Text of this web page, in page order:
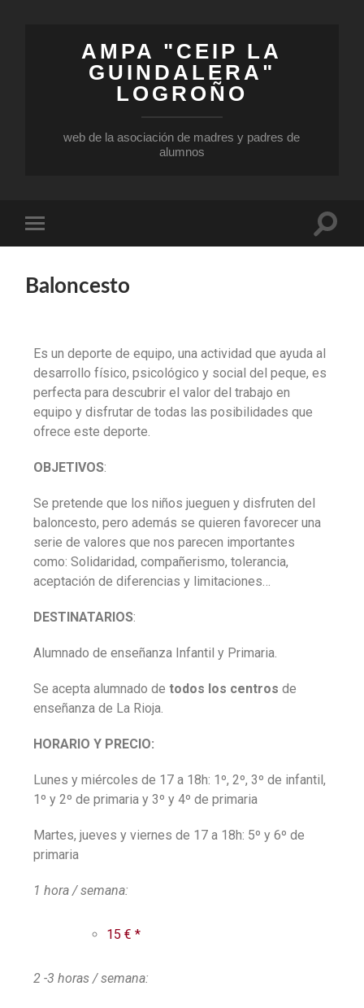
AMPA "CEIP LA
GUINDALERA"
LOGROÑO
web de la asociación de madres y padres de
alumnos
Baloncesto
Es un deporte de equipo, una actividad que ayuda al
desarrollo físico, psicológico y social del peque, es
perfecta para descubrir el valor del trabajo en
equipo y disfrutar de todas las posibilidades que
ofrece este deporte
OBJETIVOS:
Se pretende que los niños jueguen y disfruten del
baloncesto, pero además se quieren favorecer una
serie de valores que nos parecen importantes
como: Solidaridad, compañerismo, tolerancia,
aceptación de diferencias y limitaciones…
DESTINATARIOS:
Alumnado de enseñanza Infantil y Primaria.
Se acepta alumnado detodos los centros de
enseñanza de La Rioja.
HORARIO Y PRECIO:
Lunes y miércoles de 17 a 18h: 1º, 2º, 3º de infantil,
1º y 2º de primaria y 3º y 4º de primaria
Martes, jueves y viernes de 17 a 18h: 5º y 6º de
primaria
1 hora / semana:
15 € *
2 -3 horas / semana: